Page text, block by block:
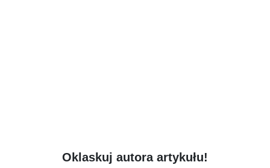
Oklaskuj autora artykułu!